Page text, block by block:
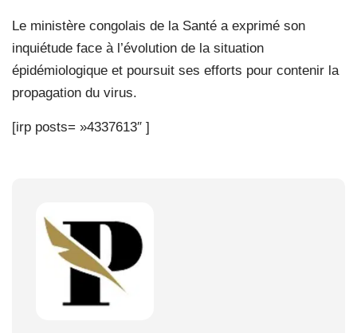
Le ministère congolais de la Santé a exprimé son
inquiétude face à l’évolution de la situation
épidémiologique et poursuit ses efforts pour contenir la
propagation du virus.
[irp posts= »4337613″ ]